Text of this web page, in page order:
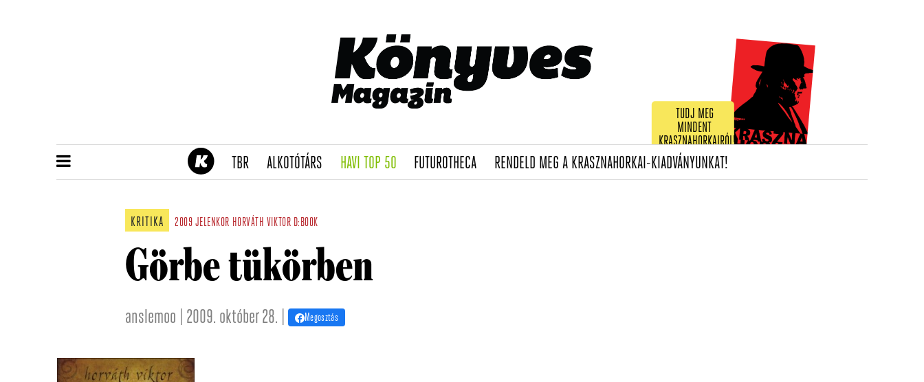
TUDJ MEG
MINDENT
KRASZNAHORKAIRÓL!
TBR(CURRENT)
ALKOTÓTÁRS(CURRENT)
HAVI TOP 50(CURRENT)
FUTUROTHECA(CURRENT)
RENDELD MEG A KRASZNAHORKAI-KIADVÁNYUNKAT!(CURRENT)
KRITIKA 2009 JELENKOR HORVÁTH VIKTOR D:BOOK
Görbe tükörben
anslemoo | 2009. október 28. | Megosztás